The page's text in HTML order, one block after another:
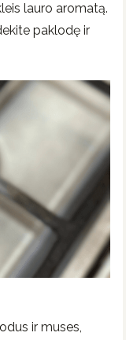
lauro aromatą.
paklodę ir
ir muses,